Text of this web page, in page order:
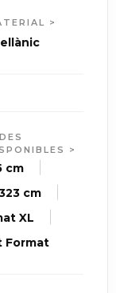
>
>
cm
cm
XL
Format